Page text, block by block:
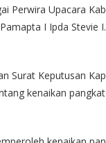
Perwira Upacara
I Ipda Stevie
Surat Keputusan
kenaikan